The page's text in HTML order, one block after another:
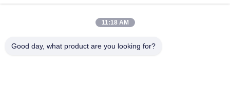
*
11:18 AM
Good day, what product are you looking for?